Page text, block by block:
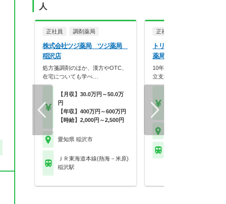
人
正社員 調剤薬局
株式会社ツジ薬局 ツジ薬局
稲沢店
処方箋調剤のほか、漢方やOTC、
在宅についても学べ…
【月収】30.0万円～50.0万
円
【年収】400万円～600万円
【時給】2,000円～2,500円
愛知県 稲沢市
ＪＲ東海道本線(熱海－米原)
稲沢駅
正社員
トリニティー株式会社
薬局
10年連続増収！有給平均13
立支援実績も豊富…